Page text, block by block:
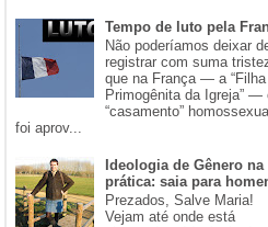
Tempo de luto pela
Não poderíamos deixar
registrar com suma
que na França — a “Filha
Primogênita da Igreja” —
“casamento”
foi aprov...
Ideologia de Gênero na
prática: saia para
​Prezados, Salve Maria!
Vejam até onde está